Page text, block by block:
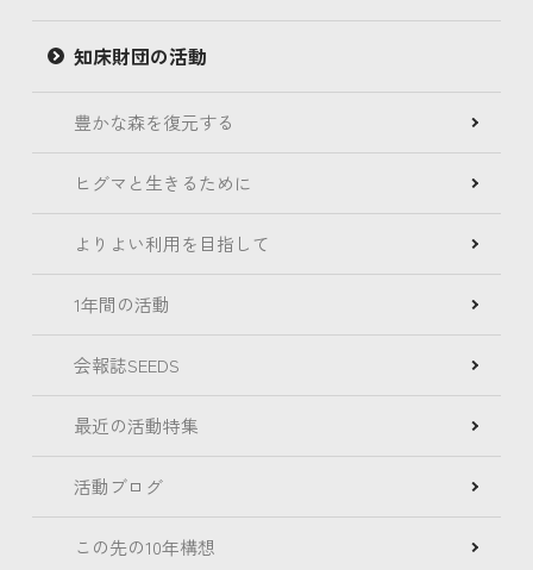
知床財団の活動
豊かな森を復元する
ヒグマと生きるために
よりよい利用を目指して
1年間の活動
会報誌SEEDS
最近の活動特集
活動ブログ
この先の10年構想